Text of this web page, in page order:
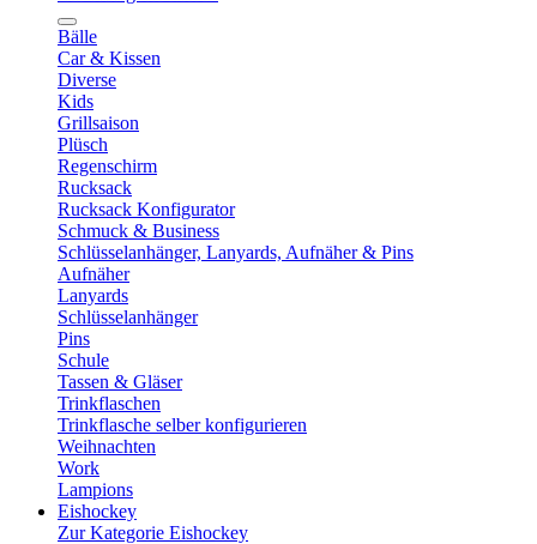
Bälle
Car & Kissen
Diverse
Kids
Grillsaison
Plüsch
Regenschirm
Rucksack
Rucksack Konfigurator
Schmuck & Business
Schlüsselanhänger, Lanyards, Aufnäher & Pins
Aufnäher
Lanyards
Schlüsselanhänger
Pins
Schule
Tassen & Gläser
Trinkflaschen
Trinkflasche selber konfigurieren
Weihnachten
Work
Lampions
Eishockey
Zur Kategorie Eishockey